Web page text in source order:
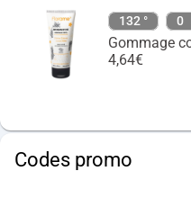
132 ° 0
Gommage
4,64€
Codes promo